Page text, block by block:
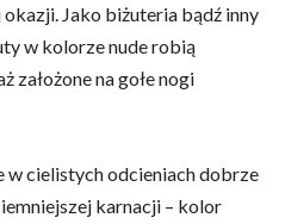
Jako biżuteria bądź inny
w kolorze nude robią
założone na gołe nogi
w cielistych odcieniach dobrze
karnacji – kolor